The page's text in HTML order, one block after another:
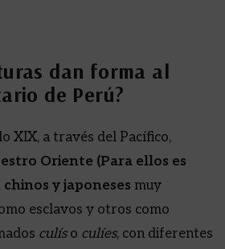
dan forma al
de Perú?
XIX, a través del Pacífico,
Oriente (Para ellos es
y japoneses muy
esclavos y otros como
culís o culíes, con diferentes